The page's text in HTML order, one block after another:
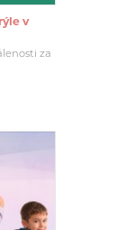
v
za